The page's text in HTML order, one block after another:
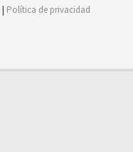
| Política de privacidad